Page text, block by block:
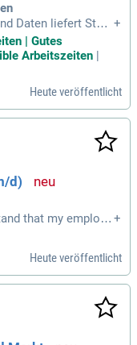
Daten liefert Stati
die Grundlagen
und evidenzba
und Wirtschaf
+
| Gutes
Arbeitszeiten
Heute veröffentlicht
d)
that my employ
commence and t
and Terms of Use.
+
Heute veröffentlicht